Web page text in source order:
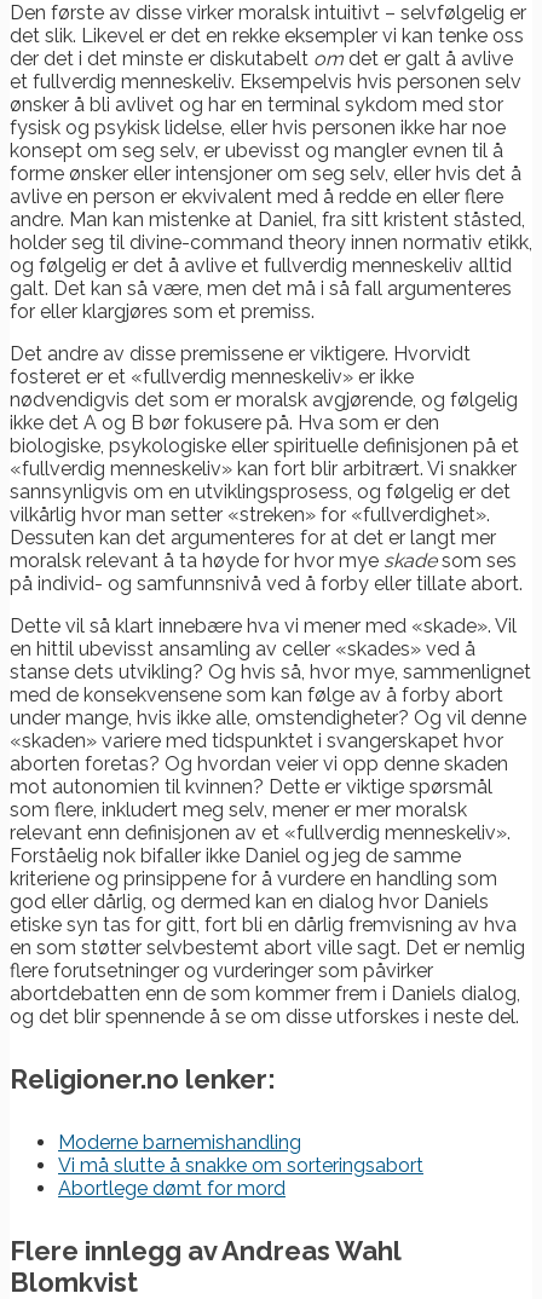
Den første av disse virker moralsk intuitivt – selvfølgelig er
det slik. Likevel er det en rekke eksempler vi kan tenke oss
der det i det minste er diskutabelt om det er galt å avlive
et fullverdig menneskeliv. Eksempelvis hvis personen selv
ønsker å bli avlivet og har en terminal sykdom med stor
fysisk og psykisk lidelse, eller hvis personen ikke har noe
konsept om seg selv, er ubevisst og mangler evnen til å
forme ønsker eller intensjoner om seg selv, eller hvis det å
avlive en person er ekvivalent med å redde en eller flere
andre. Man kan mistenke at Daniel, fra sitt kristent ståsted,
holder seg til divine-command theory innen normativ etikk,
og følgelig er det å avlive et fullverdig menneskeliv alltid
galt. Det kan så være, men det må i så fall argumenteres
for eller klargjøres som et premiss.
Det andre av disse premissene er viktigere. Hvorvidt
fosteret er et «fullverdig menneskeliv» er ikke
nødvendigvis det som er moralsk avgjørende, og følgelig
ikke det A og B bør fokusere på. Hva som er den
biologiske, psykologiske eller spirituelle definisjonen på et
«fullverdig menneskeliv» kan fort blir arbitrært. Vi snakker
sannsynligvis om en utviklingsprosess, og følgelig er det
vilkårlig hvor man setter «streken» for «fullverdighet».
Dessuten kan det argumenteres for at det er langt mer
moralsk relevant å ta høyde for hvor mye skadesom ses
på individ- og samfunnsnivå ved å forby eller tillate abort.
Dette vil så klart innebære hva vi mener med «skade». Vil
en hittil ubevisst ansamling av celler «skades» ved å
stanse dets utvikling? Og hvis så, hvor mye, sammenlignet
med de konsekvensene som kan følge av å forby abort
under mange, hvis ikke alle, omstendigheter? Og vil denne
«skaden» variere med tidspunktet i svangerskapet hvor
aborten foretas? Og hvordan veier vi opp denne skaden
mot autonomien til kvinnen? Dette er viktige spørsmål
som flere, inkludert meg selv, mener er mer moralsk
relevant enn definisjonen av et «fullverdig menneskeliv».
Forståelig nok bifaller ikke Daniel og jeg de samme
kriteriene og prinsippene for å vurdere en handling som
god eller dårlig, og dermed kan en dialog hvor Daniels
etiske syn tas for gitt, fort bli en dårlig fremvisning av hva
en som støtter selvbestemt abort ville sagt. Det er nemlig
flere forutsetninger og vurderinger som påvirker
abortdebatten enn de som kommer frem i Daniels dialog,
og det blir spennende å se om disse utforskes i neste del.
Religioner.no lenker:
Moderne barnemishandling
Vi må slutte å snakke om sorteringsabort
Abortlege dømt for mord
Flere innlegg av Andreas Wahl
Blomkvist